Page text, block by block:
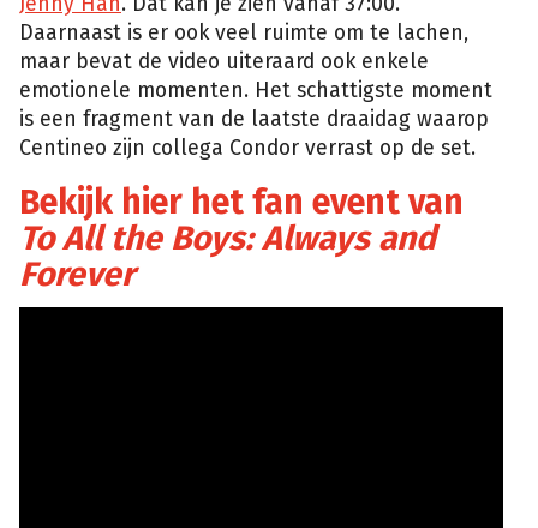
Daarnaast is er ook veel ruimte om te lachen,
maar bevat de video uiteraard ook enkele
emotionele momenten. Het schattigste moment
is een fragment van de laatste draaidag waarop
Centineo zijn collega Condor verrast op de set.
Bekijk hier het fan event van
To All the Boys: Always and
Forever